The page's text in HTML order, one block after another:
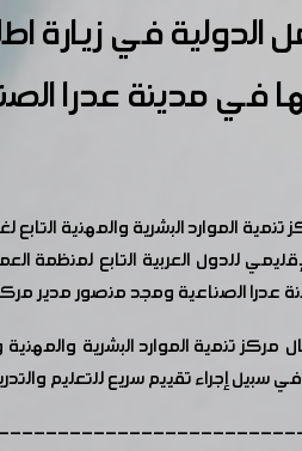
في زيارة
مدينة عدرا
تنمية الموارد البشرية والمهنية
للدول العربية التابع لمنظمة
الصناعية ومجد منصور مدير مركز
مركز تنمية الموارد البشرية
في سبيل إجراء تقييم سريع للتعليم